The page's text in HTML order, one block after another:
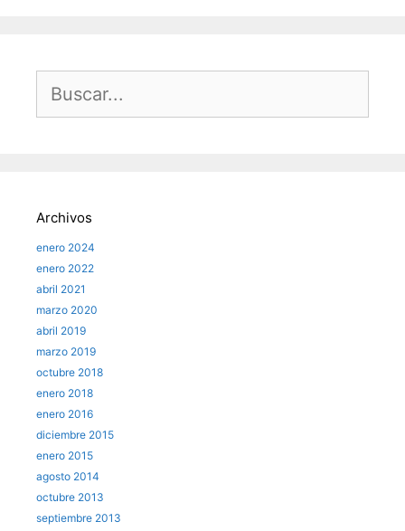
Archivos
enero 2024
enero 2022
abril 2021
marzo 2020
abril 2019
marzo 2019
octubre 2018
enero 2018
enero 2016
diciembre 2015
enero 2015
agosto 2014
octubre 2013
septiembre 2013